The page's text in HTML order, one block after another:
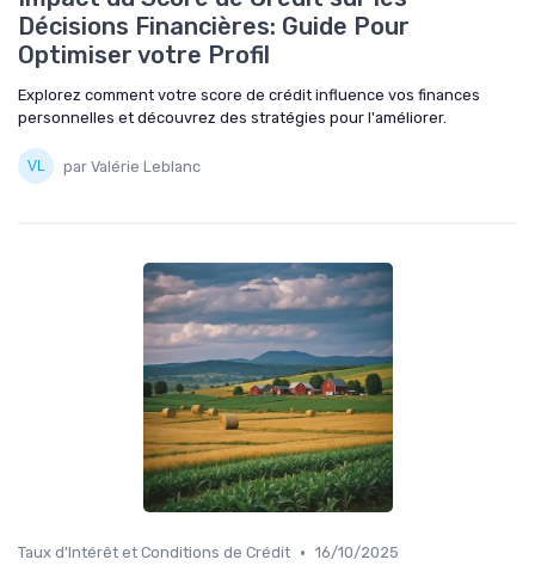
Décisions Financières: Guide Pour
Optimiser votre Profil
Explorez comment votre score de crédit influence vos finances
personnelles et découvrez des stratégies pour l'améliorer.
par Valérie Leblanc
Taux d'Intérêt et Conditions de Crédit • 16/10/2025